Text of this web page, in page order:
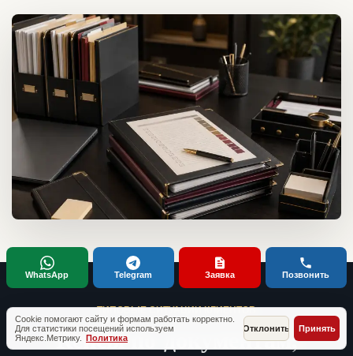
ТИПОВЫЕ СИТУАЦИИ КЛИЕНТОВ
Кейсы по документам,
Cookie помогают сайту и формам работать корректно.
Для статистики посещений используем
Яндекс.Метрику. Политика
Отклонить Принять
WhatsApp Telegram Заявка Позвонить